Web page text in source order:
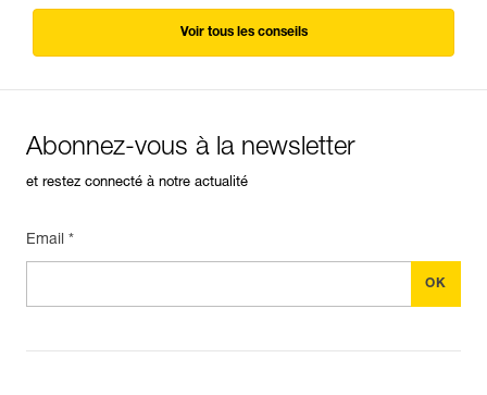
Voir tous les conseils
Abonnez-vous à la newsletter
et restez connecté à notre actualité
Email *